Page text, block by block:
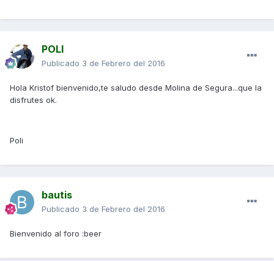
POLI
Publicado 3 de Febrero del 2016
Hola Kristof bienvenido,te saludo desde Molina de Segura...que la
disfrutes ok.
Poli
bautis
Publicado 3 de Febrero del 2016
Bienvenido al foro :beer